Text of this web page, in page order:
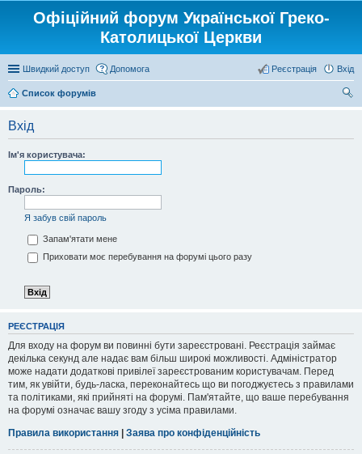
Офіційний форум Української Греко-
Католицької Церкви
Швидкий доступ Допомога Вхід
Реєстрація
Список форумів
Вхід
Ім'я користувача:
Пароль:
Я забув свій пароль
Запам'ятати мене
Приховати моє перебування на форумі цього разу
РЕЄСТРАЦІЯ
Для входу на форум ви повинні бути зареєстровані. Реєстрація займає
декілька секунд але надає вам більш широкі можливості. Адміністратор
може надати додаткові привілеї зареєстрованим користувачам. Перед
тим, як увійти, будь-ласка, переконайтесь що ви погоджуєтесь з правилами
та політиками, які прийняті на форумі. Пам'ятайте, що ваше перебування
на форумі означає вашу згоду з усіма правилами.
Правила використання | Заява про конфіденційність